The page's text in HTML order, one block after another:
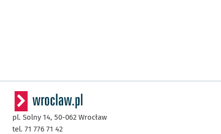
pl. Solny 14, 50-062 Wrocław
tel. 71 776 71 42